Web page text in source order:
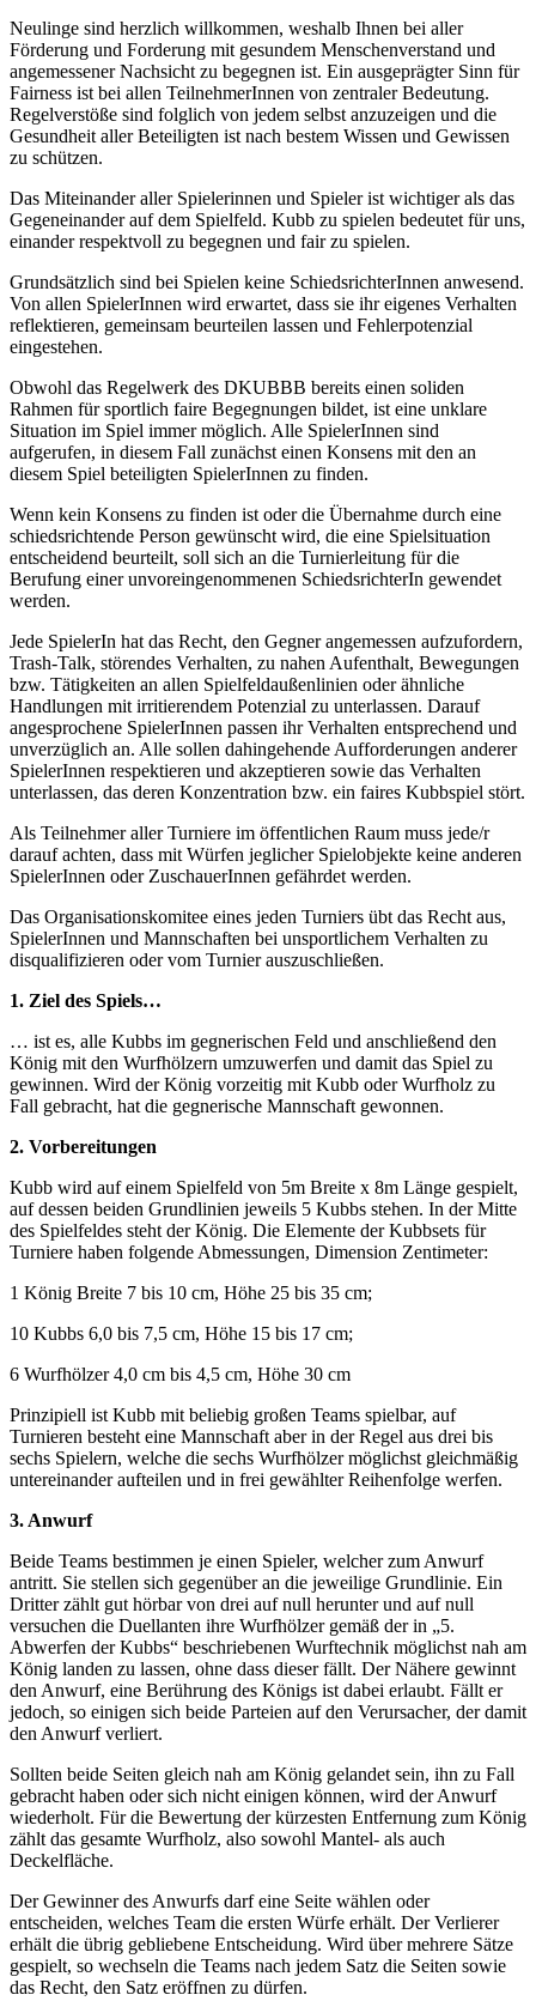
Neulinge sind herzlich willkommen, weshalb Ihnen bei aller
Förderung und Forderung mit gesundem Menschenverstand und
angemessener Nachsicht zu begegnen ist. Ein ausgeprägter Sinn für
Fairness ist bei allen TeilnehmerInnen von zentraler Bedeutung.
Regelverstöße sind folglich von jedem selbst anzuzeigen und die
Gesundheit aller Beteiligten ist nach bestem Wissen und Gewissen
zu schützen.
Das Miteinander aller Spielerinnen und Spieler ist wichtiger als das
Gegeneinander auf dem Spielfeld. Kubb zu spielen bedeutet für uns,
einander respektvoll zu begegnen und fair zu spielen.
Grundsätzlich sind bei Spielen keine SchiedsrichterInnen anwesend.
Von allen SpielerInnen wird erwartet, dass sie ihr eigenes Verhalten
reflektieren, gemeinsam beurteilen lassen und Fehlerpotenzial
eingestehen.
Obwohl das Regelwerk des DKUBBB bereits einen soliden
Rahmen für sportlich faire Begegnungen bildet, ist eine unklare
Situation im Spiel immer möglich. Alle SpielerInnen sind
aufgerufen, in diesem Fall zunächst einen Konsens mit den an
diesem Spiel beteiligten SpielerInnen zu finden.
Wenn kein Konsens zu finden ist oder die Übernahme durch eine
schiedsrichtende Person gewünscht wird, die eine Spielsituation
entscheidend beurteilt, soll sich an die Turnierleitung für die
Berufung einer unvoreingenommenen SchiedsrichterIn gewendet
werden.
Jede SpielerIn hat das Recht, den Gegner angemessen aufzufordern,
Trash-Talk, störendes Verhalten, zu nahen Aufenthalt, Bewegungen
bzw. Tätigkeiten an allen Spielfeldaußenlinien oder ähnliche
Handlungen mit irritierendem Potenzial zu unterlassen. Darauf
angesprochene SpielerInnen passen ihr Verhalten entsprechend und
unverzüglich an. Alle sollen dahingehende Aufforderungen anderer
SpielerInnen respektieren und akzeptieren sowie das Verhalten
unterlassen, das deren Konzentration bzw. ein faires Kubbspiel stört.
Als Teilnehmer aller Turniere im öffentlichen Raum muss jede/r
darauf achten, dass mit Würfen jeglicher Spielobjekte keine anderen
SpielerInnen oder ZuschauerInnen gefährdet werden.
Das Organisationskomitee eines jeden Turniers übt das Recht aus,
SpielerInnen und Mannschaften bei unsportlichem Verhalten zu
disqualifizieren oder vom Turnier auszuschließen.
1. Ziel des Spiels…
… ist es, alle Kubbs im gegnerischen Feld und anschließend den
König mit den Wurfhölzern umzuwerfen und damit das Spiel zu
gewinnen. Wird der König vorzeitig mit Kubb oder Wurfholz zu
Fall gebracht, hat die gegnerische Mannschaft gewonnen.
2. Vorbereitungen
Kubb wird auf einem Spielfeld von 5m Breite x 8m Länge gespielt,
auf dessen beiden Grundlinien jeweils 5 Kubbs stehen. In der Mitte
des Spielfeldes steht der König. Die Elemente der Kubbsets für
Turniere haben folgende Abmessungen, Dimension Zentimeter:
1 König Breite 7 bis 10 cm, Höhe 25 bis 35 cm;
10 Kubbs 6,0 bis 7,5 cm, Höhe 15 bis 17 cm;
6 Wurfhölzer 4,0 cm bis 4,5 cm, Höhe 30 cm
Prinzipiell ist Kubb mit beliebig großen Teams spielbar, auf
Turnieren besteht eine Mannschaft aber in der Regel aus drei bis
sechs Spielern, welche die sechs Wurfhölzer möglichst gleichmäßig
untereinander aufteilen und in frei gewählter Reihenfolge werfen.
3. Anwurf
Beide Teams bestimmen je einen Spieler, welcher zum Anwurf
antritt. Sie stellen sich gegenüber an die jeweilige Grundlinie. Ein
Dritter zählt gut hörbar von drei auf null herunter und auf null
versuchen die Duellanten ihre Wurfhölzer gemäß der in „5.
Abwerfen der Kubbs“ beschriebenen Wurftechnik möglichst nah am
König landen zu lassen, ohne dass dieser fällt. Der Nähere gewinnt
den Anwurf, eine Berührung des Königs ist dabei erlaubt. Fällt er
jedoch, so einigen sich beide Parteien auf den Verursacher, der damit
den Anwurf verliert.
Sollten beide Seiten gleich nah am König gelandet sein, ihn zu Fall
gebracht haben oder sich nicht einigen können, wird der Anwurf
wiederholt. Für die Bewertung der kürzesten Entfernung zum König
zählt das gesamte Wurfholz, also sowohl Mantel- als auch
Deckelfläche.
Der Gewinner des Anwurfs darf eine Seite wählen oder
entscheiden, welches Team die ersten Würfe erhält. Der Verlierer
erhält die übrig gebliebene Entscheidung. Wird über mehrere Sätze
gespielt, so wechseln die Teams nach jedem Satz die Seiten sowie
das Recht, den Satz eröffnen zu dürfen.